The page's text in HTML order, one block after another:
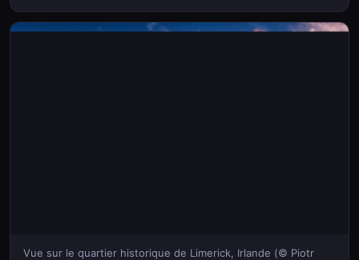
Vue sur le quartier historique de Limerick, Irlande (© Piotr